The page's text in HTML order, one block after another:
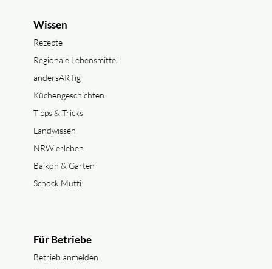
Wissen
Rezepte
Regionale Lebensmittel
andersARTig
Küchengeschichten
Tipps & Tricks
Landwissen
NRW erleben
Balkon & Garten
Schock Mutti
Für Betriebe
Betrieb anmelden